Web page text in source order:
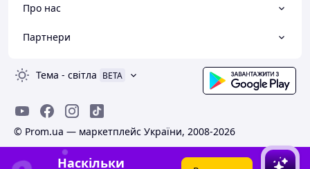
Про нас
Партнери
Тема - світла BETA
© Prom.ua — маркетплейс України, 2008-2026
Наскільки